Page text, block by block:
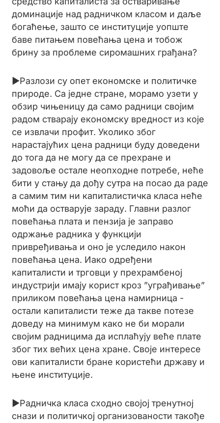
доминације над радничком класом и даље
богаћење, зашто се институције уопште
баве питањем повећања цена и тобож
брину за проблеме сиромашних грађана?
►Разлози су опет економске и политичке
природе. Са једне стране, морамо узети у
обзир чињеницу да само радници својим
радом стварају економску вредност из које
се извлачи профит. Уколико због
нарастајућих цена радници буду доведени
до тога да не могу да се прехране и
задовоље остале неопходне потребе, неће
бити у стању да дођу сутра на посао да раде
а самим тим ни капиталистичка класа неће
моћи да остварује зараду. Главни разлог
повећања плата и пензија је заправо
одржање радника у функцији
привређивања и оно је уследило након
повећања цена. Иако одређени
капиталисти и трговци у прехрамбеној
индустрији имају корист кроз ”уграђивање”
приликом повећања цена намирница -
остали капиталисти теже да такве потезе
доведу на минимум како не би морали
својим радницима да исплаћују веће плате
због тих већих цена хране. Своје интересе
ови капиталисти бране користећи државу и
њене институције.
►Радничка класа сходно својој тренутној
снази и политичкој организованости такође